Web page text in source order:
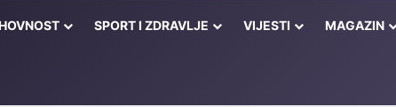
SPORT I ZDRAVLJE VIJESTI MAGAZIN